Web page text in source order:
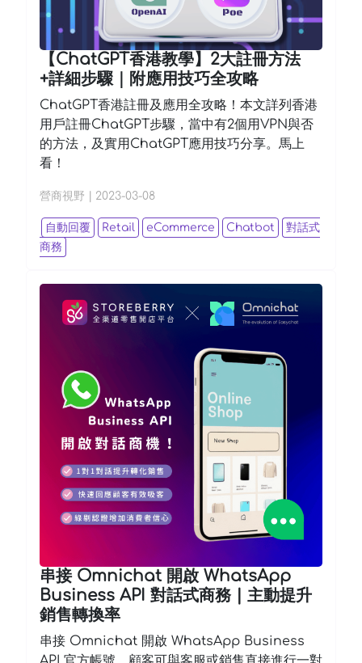
【ChatGPT香港教學】2大註冊方法
+詳細步驟｜附應用技巧全攻略
ChatGPT香港註冊及應用全攻略！本文詳列香港
用戶註冊ChatGPT步驟，當中有2個用VPN與否
的方法，及實用ChatGPT應用技巧分享。馬上
看！
營商視野 2023-03-08
自動回覆 Retail eCommerce Chatbot
對話式
商務
串接 Omnichat 開啟 WhatsApp
Business API 對話式商務 | 主動提升
銷售轉換率
串接 Omnichat 開啟 WhatsApp Business